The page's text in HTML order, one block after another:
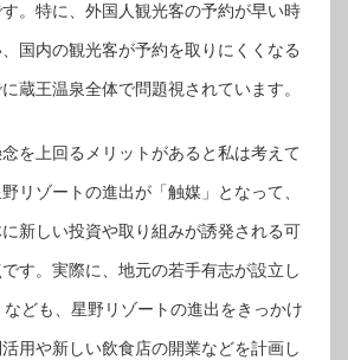
。特に、外国人観光客の予約が早い時
国内の観光客が予約を取りにくくなる
蔵王温泉全体で問題視されています。
を上回るメリットがあると私は考えて
リゾートの進出が「触媒」となって、
新しい投資や取り組みが誘発される可
す。実際に、地元の若手有志が設立し
ども、星野リゾートの進出をきっかけ
用や新しい飲食店の開業などを計画し